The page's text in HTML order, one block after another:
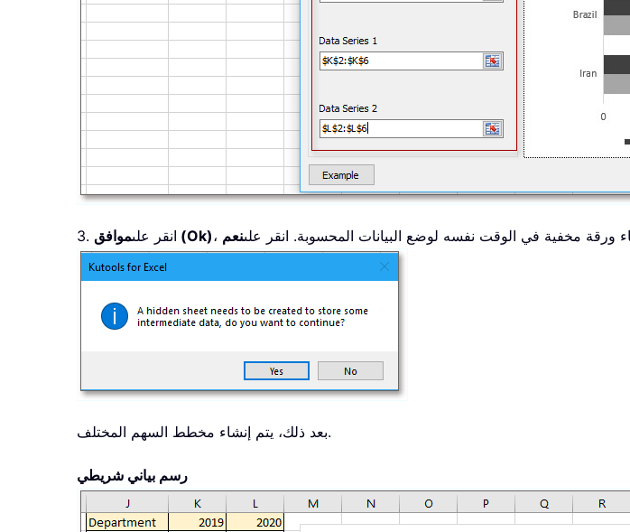
3. انقر على موافق (Ok) ورقة مخفية في الوقت نفسه لوضع البيانات المحسوبة. انقر على
بعد ذلك، يتم إنشاء مخطط السهم المختلف.
رسم بياني شريطي